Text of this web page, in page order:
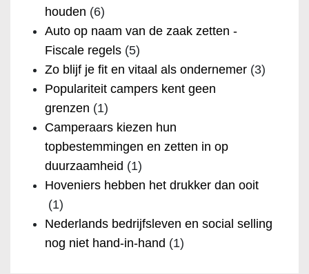
houden (6)
Auto op naam van de zaak zetten -
Fiscale regels (5)
Zo blijf je fit en vitaal als ondernemer (3)
Populariteit campers kent geen
grenzen (1)
Camperaars kiezen hun
topbestemmingen en zetten in op
duurzaamheid (1)
Hoveniers hebben het drukker dan ooit
(1)
Nederlands bedrijfsleven en social selling
nog niet hand-in-hand (1)